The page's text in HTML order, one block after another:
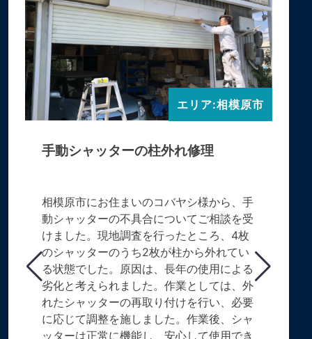
エリア:相模原市
手動シャッターの柱外れ修理
相模原市にお住まいのコバヤシ様から、手
動シャッターの不具合についてご相談を受
けました。現地調査を行ったところ、4枚
のシャッターのうち2枚が柱から外れてい
る状態でした。原因は、長年の使用による
劣化と考えられました。作業としては、外
れたシャッターの再取り付けを行い、必要
に応じて調整を施しました。作業後、シャ
ッターは正常に機能し、安心して使用でき